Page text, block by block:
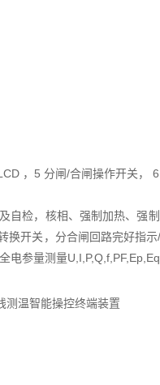
，5 分闸/合闸操作开关，
自检，核相、强制加热、强
开关，分合闸回路完好指
参量测量